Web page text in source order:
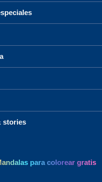
stories
para colorear gratis